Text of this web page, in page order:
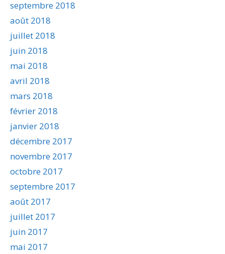
septembre 2018
août 2018
juillet 2018
juin 2018
mai 2018
avril 2018
mars 2018
février 2018
janvier 2018
décembre 2017
novembre 2017
octobre 2017
septembre 2017
août 2017
juillet 2017
juin 2017
mai 2017